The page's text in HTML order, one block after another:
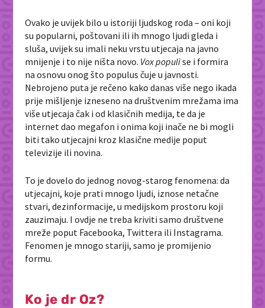
Ovako je uvijek bilo u istoriji ljudskog roda – oni koji
su popularni, poštovani ili ih mnogo ljudi gleda i
sluša, uvijek su imali neku vrstu utjecaja na javno
mnijenje i to nije ništa novo. Vox populise i formira
na osnovu onog što populus čuje u javnosti.
Nebrojeno puta je rečeno kako danas više nego ikada
prije mišljenje izneseno na društvenim mrežama ima
više utjecaja čak i od klasičnih medija, te da je
internet dao megafon i onima koji inače ne bi mogli
biti tako utjecajni kroz klasične medije poput
televizije ili novina.
To je dovelo do jednog novog-starog fenomena: da
utjecajni, koje prati mnogo ljudi, iznose netačne
stvari, dezinformacije, u medijskom prostoru koji
zauzimaju. I ovdje ne treba kriviti samo društvene
mreže poput Facebooka, Twittera ili Instagrama.
Fenomen je mnogo stariji, samo je promijenio
formu.
Ko je dr Oz?